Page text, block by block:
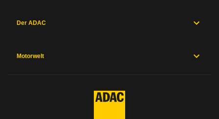
Der ADAC
Motorwelt